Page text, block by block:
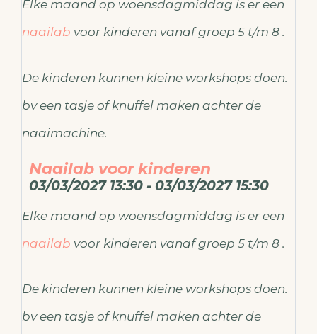
Elke maand op woensdagmiddag is er een
naailab voor kinderen vanaf groep 5 t/m 8 .
De kinderen kunnen kleine workshops doen.
bv een tasje of knuffel maken achter de
naaimachine.
Naailab voor kinderen
03/03/2027 13:30 - 03/03/2027 15:30
Elke maand op woensdagmiddag is er een
naailab voor kinderen vanaf groep 5 t/m 8 .
De kinderen kunnen kleine workshops doen.
bv een tasje of knuffel maken achter de